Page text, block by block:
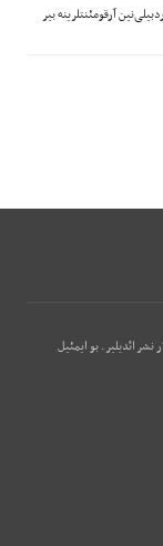
آرقومئنتلرینه بیر
ائديلير. بو ایمئيل